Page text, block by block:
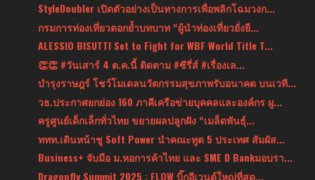
StyleDoubler เปิดตัวอย่างเป็นทางการเพื่อพลิกโฉมวงก...
กรมการท่องเที่ยวตอกย้ำบทบาท “ผู้นำท่องเที่ยวยั่งยื...
ALESSIO BISUTTI Set to Fight for WBF World Title T...
👏👏 #วันเสาร์ 4 ต.ค.นี้ ติดตาม #ซีรี่ส์ #เรื่องเล...
บำรุงราษฎร์ โชว์โมเดลนวัตกรรมสุขภาพรับอนาคต บนเวที...
วธ.ประกาศยกย่อง 160 ภาคีเครือข่ายบุคคลและองค์กร ผู...
ครูศูนย์เด็กเล็กทั่วไทย ขยายผลปลูกฝัง “เมล็ดพันธุ์...
ททท.เดินหน้าชู Soft Power นำคณะทูต 5 ประเทศ สัมผัส...
Business+ จับมือ ม.หอการค้าไทย และ SME D Bankมอบรา...
Dragonfly Summit 2025 : FLOW บิ๊กอีเวนต์ใหญ่ที่สุด...